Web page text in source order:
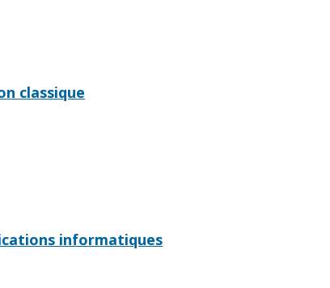
classique
informatiques